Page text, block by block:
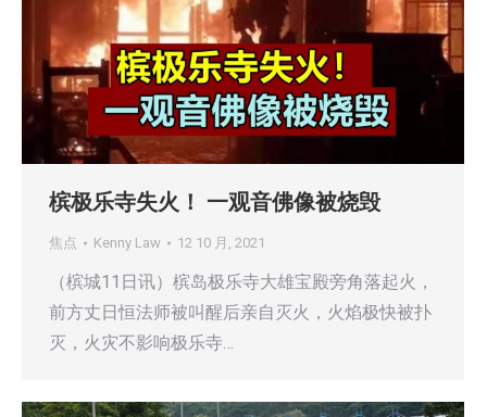
槟极乐寺失火！ 一观音佛像被烧毁
焦点 Kenny Law 12 10 月, 2021
（槟城11日讯）槟岛极乐寺大雄宝殿旁角落起火，
前方丈日恒法师被叫醒后亲自灭火，火焰极快被扑
灭，火灾不影响极乐寺…